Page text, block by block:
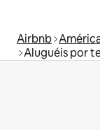
Airbnb
Aluguéis por